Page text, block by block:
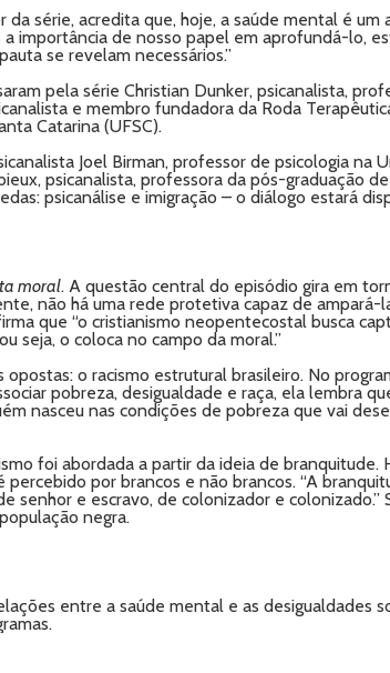
série, acredita que, hoje, a saúde mental é
importância de nosso papel em aprofundá-lo,
se revelam necessários.”
pela série Christian Dunker, psicanalista,
e membro fundadora da Roda
Catarina (UFSC).
Joel Birman, professor de psicologia na
psicanalista, professora da pós-graduação
psicanálise e imigração – o diálogo estará
moral. A questão central do episódio gira em
não há uma rede protetiva capaz de ampará-
que “o cristianismo neopentecostal busca
seja, o coloca no campo da moral.”
o racismo estrutural brasileiro. No
pobreza, desigualdade e raça, ela lembra
nasceu nas condições de pobreza que vai
foi abordada a partir da ideia de branquitude.
por brancos e não brancos. “A
e escravo, de colonizador e colonizado.”
negra.
entre a saúde mental e as desigualdades